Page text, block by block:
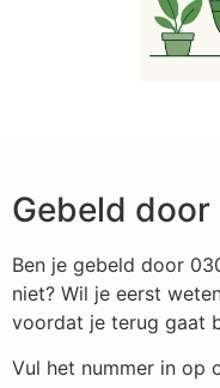
Gebeld
Ben je gebeld door
niet? Wil je eerst
voordat je terug gaat
Vul het nummer in op